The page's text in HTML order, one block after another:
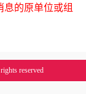
的原单位或组
reserved